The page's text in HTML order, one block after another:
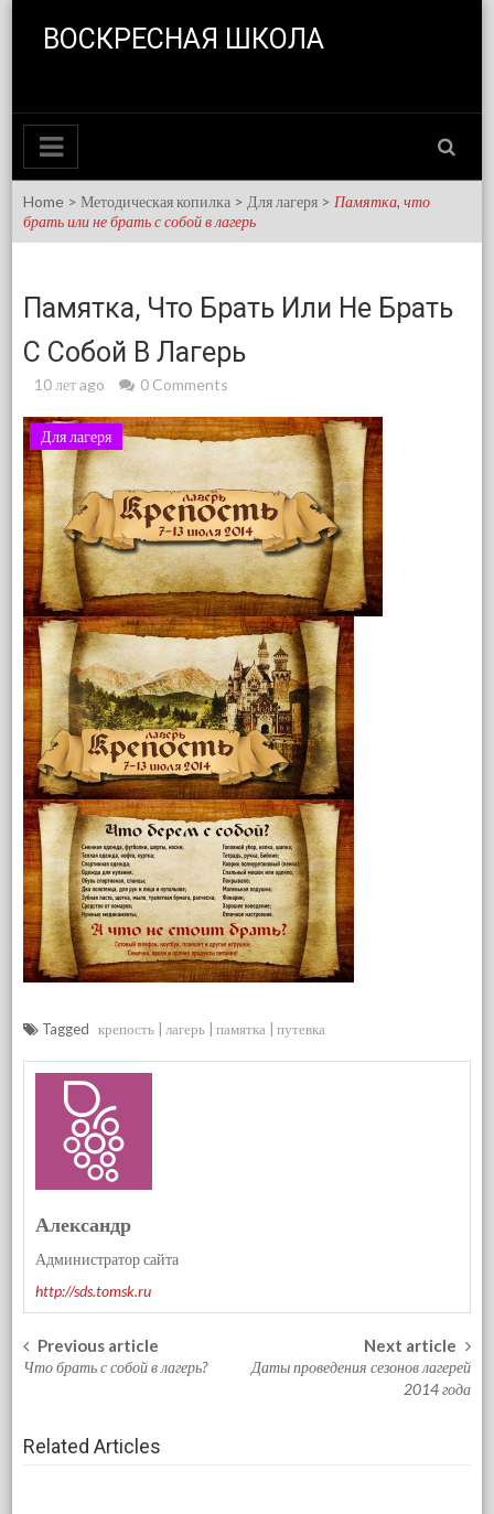
ВОСКРЕСНАЯ ШКОЛА
Home >Методическая копилка > Для лагеря > Памятка, что
брать или не брать с собой в лагерь
Памятка, Что Брать Или Не Брать
С Собой В Лагерь
10 лет ago 0 Comments
Для лагеря
Tagged крепость лагерь памятка путевка
Александр
Администратор сайта
http://sds.tomsk.ru
Post navigation
Previous article
Что брать с собой в лагерь?
Next article
Даты проведения сезонов лагерей
2014 года
Related Articles